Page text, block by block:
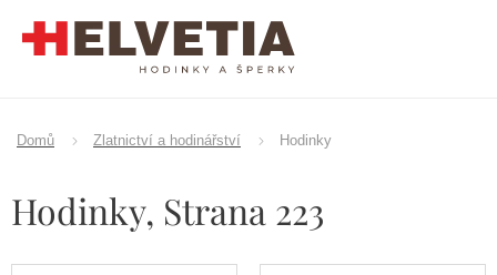
Domů Zlatnictví a hodinářství Hodinky
Hodinky, Strana 223